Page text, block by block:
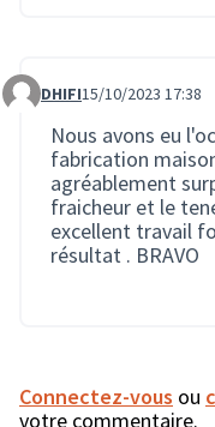
Commentaire 1841
DHIFI15/10/2023 17:38
Nous avons eu
fabrication
agréablement
fraicheur et le
excellent travail
résultat . BRAVO
Connectez-vous ou
votre commentaire.